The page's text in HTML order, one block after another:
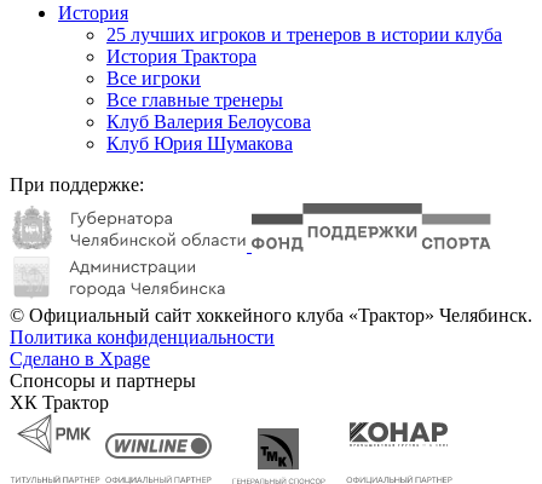
История
25 лучших игроков и тренеров в истории клуба
История Трактора
Все игроки
Все главные тренеры
Клуб Валерия Белоусова
Клуб Юрия Шумакова
При поддержке:
© Официальный сайт хоккейного клуба «Трактор» Челябинск.
Политика конфиденциальности
Сделано в Xpage
Спонсоры и партнеры
ХК Трактор